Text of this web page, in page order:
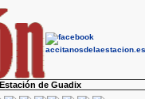
de Guadix